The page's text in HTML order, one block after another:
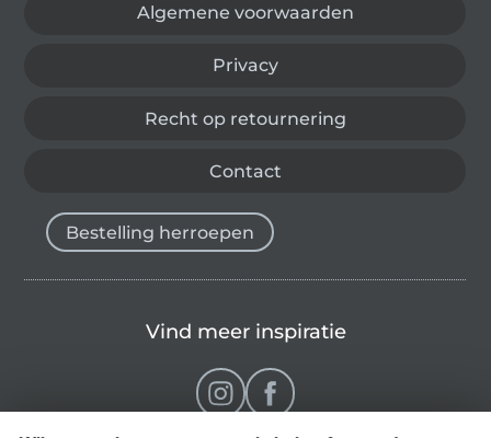
Algemene voorwaarden
Privacy
Recht op retournering
Contact
Bestelling herroepen
Vind meer inspiratie